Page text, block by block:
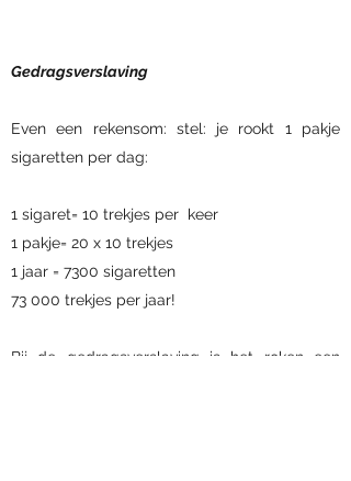
Gedragsverslaving
Even een rekensom: stel: je rookt 1 pakje
sigaretten per dag:
1 sigaret= 10 trekjes per keer
1 pakje= 20 x 10 trekjes
1 jaar = 7300 sigaretten
73 000 trekjes per jaar!
Bij de gedragsverslaving is het roken een